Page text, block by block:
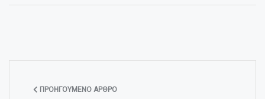
ΠΡΟΗΓΟΎΜΕΝΟ ΆΡΘΡΟ